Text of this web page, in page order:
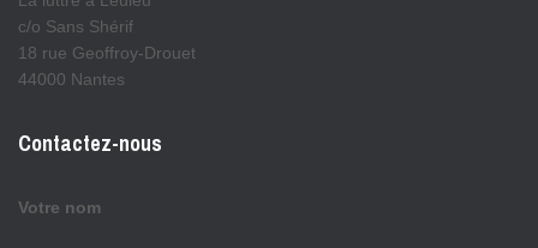
c/o Sans Shérif
18 rue Geoffroy-Drouet
44000 Nantes
Contactez-nous
Votre nom